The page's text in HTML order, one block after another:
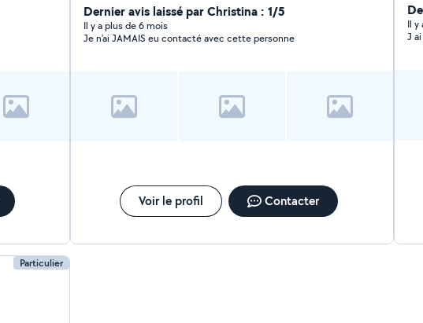
produit Je rentre mes services en déménagement
aussi et plans petits boulot
Dernier avis laissé par Christina : 1/5
Il y a plus de 6 mois
Je n’ai JAMAIS eu contacté avec cette personne
Voir le profil Contacter
Il y
J
Particulier